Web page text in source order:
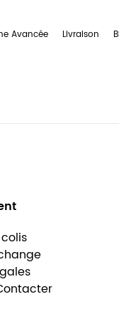
Avancée Livraison